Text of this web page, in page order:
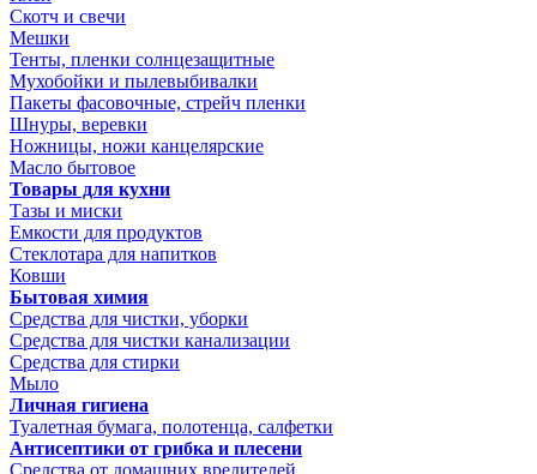
Скотч и свечи
Мешки
Тенты, пленки солнцезащитные
Мухобойки и пылевыбивалки
Пакеты фасовочные, стрейч пленки
Шнуры, веревки
Ножницы, ножи канцелярские
Масло бытовое
Товары для кухни
Тазы и миски
Емкости для продуктов
Стеклотара для напитков
Ковши
Бытовая химия
Средства для чистки, уборки
Средства для чистки канализации
Средства для стирки
Мыло
Личная гигиена
Туалетная бумага, полотенца, салфетки
Антисептики от грибка и плесени
Средства от домашних вредителей